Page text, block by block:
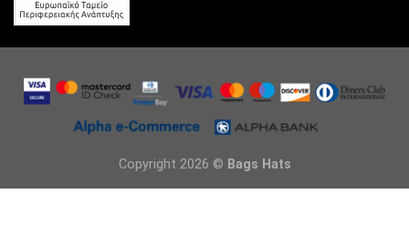
Copyright 2026 © Bags Hats